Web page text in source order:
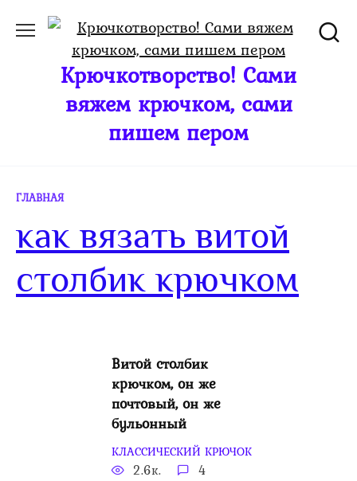
Перейти
содержанию
Крючкотворство! Сами
вяжем крючком, сами
пишем пером
ГЛАВНАЯ
как вязать витой
столбик крючком
Витой столбик
крючком, он же
почтовый, он же
бульонный
КЛАССИЧЕСКИЙ КРЮЧОК
2.6к. 4